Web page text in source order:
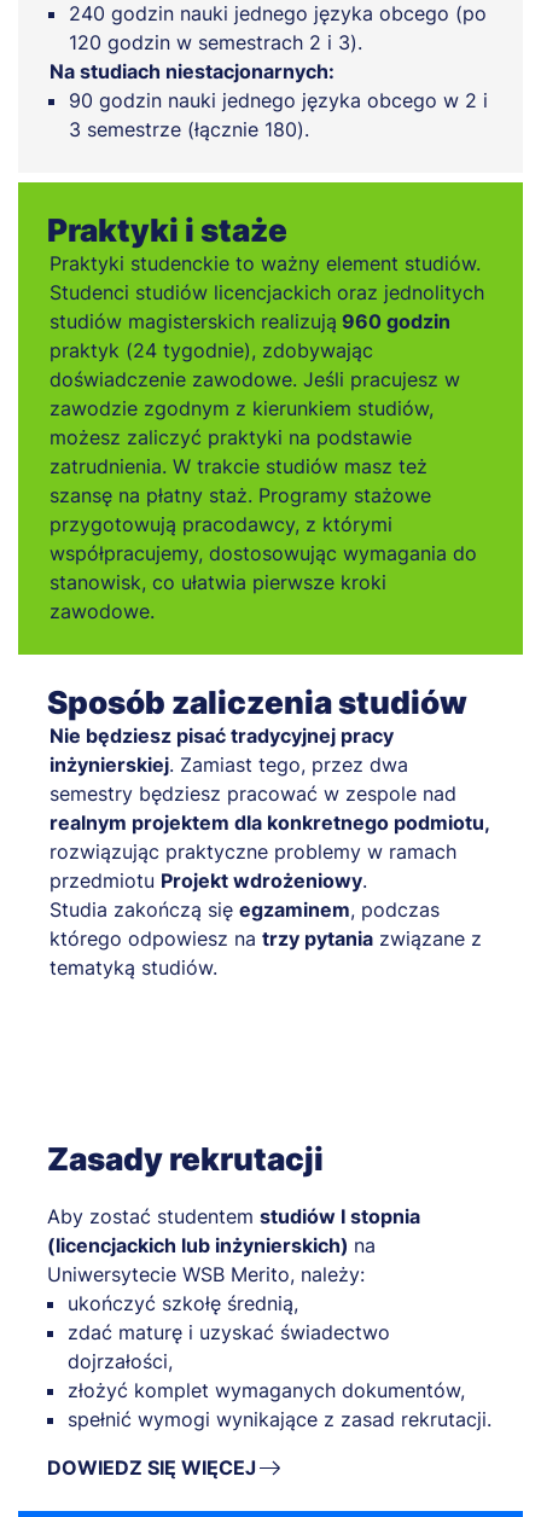
240 godzin nauki jednego języka obcego (po
120 godzin w semestrach 2 i 3).
Na studiach niestacjonarnych:
90 godzin nauki jednego języka obcego w 2 i
3 semestrze (łącznie 180).
Praktyki i staże
Praktyki studenckie to ważny element studiów.
Studenci studiów licencjackich oraz jednolitych
studiów magisterskich realizują 960 godzin
praktyk (24 tygodnie), zdobywając
doświadczenie zawodowe. Jeśli pracujesz w
zawodzie zgodnym z kierunkiem studiów,
możesz zaliczyć praktyki na podstawie
zatrudnienia. W trakcie studiów masz też
szansę na płatny staż. Programy stażowe
przygotowują pracodawcy, z którymi
współpracujemy, dostosowując wymagania do
stanowisk, co ułatwia pierwsze kroki
zawodowe.
Sposób zaliczenia studiów
Nie będziesz pisać tradycyjnej pracy
inżynierskiej. Zamiast tego, przez dwa
semestry będziesz pracować w zespole nad
realnym projektem dla konkretnego podmiotu,
rozwiązując praktyczne problemy w ramach
przedmiotu Projekt wdrożeniowy.
Studia zakończą się egzaminem, podczas
którego odpowiesz na trzy pytania związane z
tematyką studiów.
Zasady rekrutacji
Aby zostać studentem studiów I stopnia
(licencjackich lub inżynierskich) na
Uniwersytecie WSB Merito, należy:
ukończyć szkołę średnią,
zdać maturę i uzyskać świadectwo
dojrzałości,
złożyć komplet wymaganych dokumentów,
spełnić wymogi wynikające z zasad rekrutacji.
DOWIEDZ SIĘ WIĘCEJ